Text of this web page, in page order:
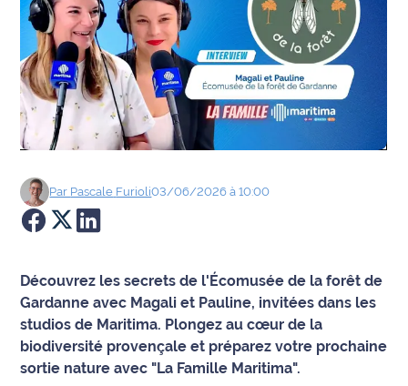
OM
Agenda
Faits
divers
Sports
Société
Économie
Éducation
Par Pascale Furioli03/06/2026 à 10:00
Découvrez les secrets de l'Écomusée de la forêt de
Gardanne avec Magali et Pauline, invitées dans les
studios de Maritima. Plongez au cœur de la
biodiversité provençale et préparez votre prochaine
sortie nature avec "La Famille Maritima".